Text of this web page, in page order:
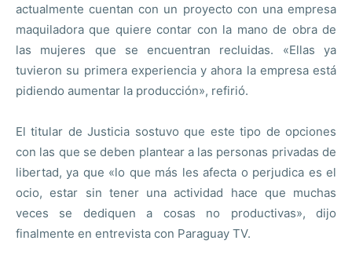
actualmente cuentan con un proyecto con una empresa
maquiladora que quiere contar con la mano de obra de
las mujeres que se encuentran recluidas. «Ellas ya
tuvieron su primera experiencia y ahora la empresa está
pidiendo aumentar la producción», refirió.
El titular de Justicia sostuvo que este tipo de opciones
con las que se deben plantear a las personas privadas de
libertad, ya que «lo que más les afecta o perjudica es el
ocio, estar sin tener una actividad hace que muchas
veces se dediquen a cosas no productivas», dijo
finalmente en entrevista con Paraguay TV.